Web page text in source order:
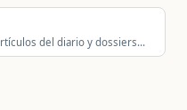
del diario y dossiers